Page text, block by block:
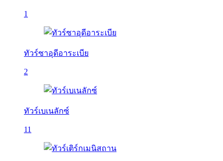
1
ทัวร์ซาอุดีอาระเบีย
2
ทัวร์เบเนลักซ์
11